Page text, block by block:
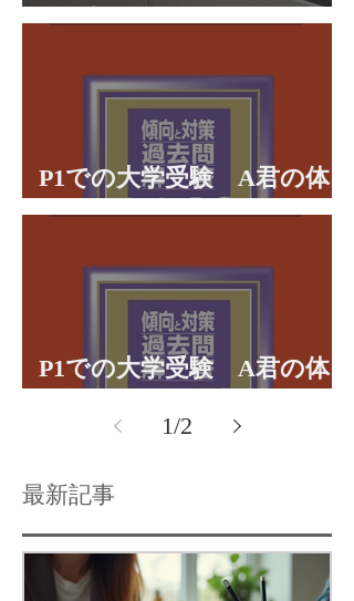
理学部に合格 合格体験談
P1での大学受験 A君の体
験談パート２
P1での大学受験 A君の体
1/2
最新記事